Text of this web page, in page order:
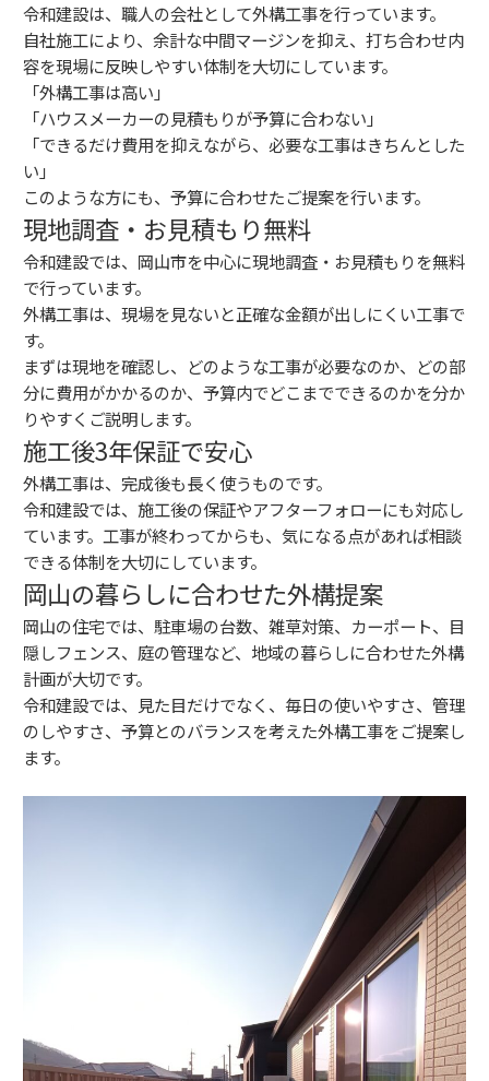
令和建設は、職人の会社として外構工事を行っています。
自社施工により、余計な中間マージンを抑え、打ち合わせ内
容を現場に反映しやすい体制を大切にしています。
「外構工事は高い」
「ハウスメーカーの見積もりが予算に合わない」
「できるだけ費用を抑えながら、必要な工事はきちんとした
い」
このような方にも、予算に合わせたご提案を行います。
現地調査・お見積もり無料
令和建設では、岡山市を中心に現地調査・お見積もりを無料
で行っています。
外構工事は、現場を見ないと正確な金額が出しにくい工事で
す。
まずは現地を確認し、どのような工事が必要なのか、どの部
分に費用がかかるのか、予算内でどこまでできるのかを分か
りやすくご説明します。
施工後3年保証で安心
外構工事は、完成後も長く使うものです。
令和建設では、施工後の保証やアフターフォローにも対応し
ています。工事が終わってからも、気になる点があれば相談
できる体制を大切にしています。
岡山の暮らしに合わせた外構提案
岡山の住宅では、駐車場の台数、雑草対策、カーポート、目
隠しフェンス、庭の管理など、地域の暮らしに合わせた外構
計画が大切です。
令和建設では、見た目だけでなく、毎日の使いやすさ、管理
のしやすさ、予算とのバランスを考えた外構工事をご提案し
ます。